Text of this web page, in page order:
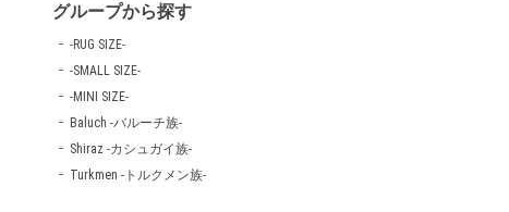
グループから探す
-RUG SIZE-
-SMALL SIZE-
-MINI SIZE-
Baluch -バルーチ族-
Shiraz -カシュガイ族-
Turkmen -トルクメン族-